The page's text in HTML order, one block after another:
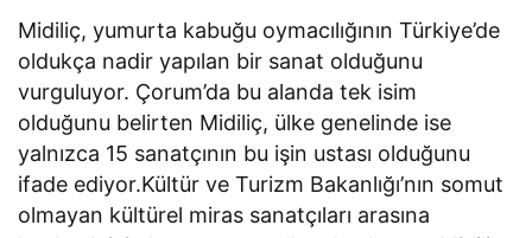
Midiliç, yumurta kabuğu oymacılığının Türkiye’de
oldukça nadir yapılan bir sanat olduğunu
vurguluyor. Çorum’da bu alanda tek isim
olduğunu belirten Midiliç, ülke genelinde ise
yalnızca 15 sanatçının bu işin ustası olduğunu
ifade ediyor.Kültür ve Turizm Bakanlığı’nın somut
olmayan kültürel miras sanatçıları arasına